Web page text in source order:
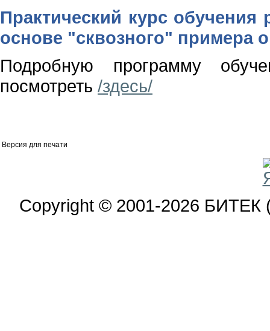
Практический курс обучения
основе "сквозного" примера
Подробную программу
посмотреть /здесь/
Версия для печати
Copyright © 2001-2026 БИТЕК